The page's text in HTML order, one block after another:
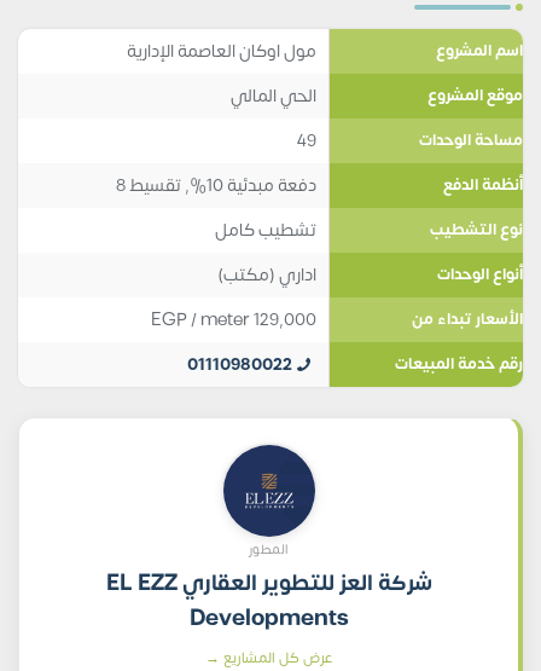
اسم المشروع مول اوكان العاصمة الإدارية
موقع المشروع الحي المالي
مساحة الوحدات 49
أنظمة الدفع دفعة مبدئية 10%, تقسيط 8
نوع التشطيب تشطيب كامل
أنواع الوحدات اداري (مكتب)
الأسعار تبداء من 129,000
EGP/ meter
رقم خدمة المبيعات 01110980022
المطور
شركة العز للتطوير العقاري EL EZZ
Developments
عرض كل المشاريع →